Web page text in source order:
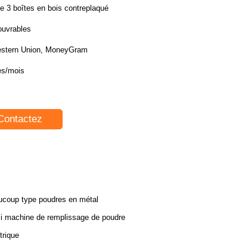
3 boîtes en bois contreplaqué
Union, MoneyGram
mois
type poudres en métal
machine de remplissage de poudre